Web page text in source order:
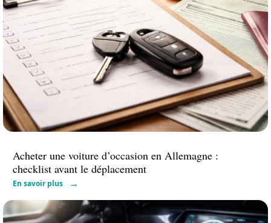
Acheter une voiture d’occasion en Allemagne :
checklist avant le déplacement
En savoir plus